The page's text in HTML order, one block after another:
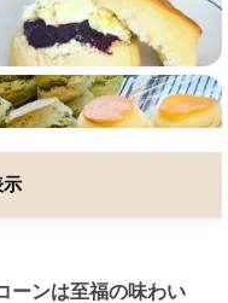
ーンは至福の味わい